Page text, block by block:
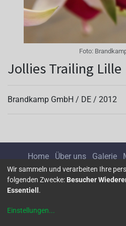
Foto:
Jollies Trailing Lille
Brandkamp GmbH / DE / 2012
Home Über uns Galerie
Wir sammeln und verarbeiten Ihre
folgenden Zwecke: Besucher
Essentiell .
Einstellungen...